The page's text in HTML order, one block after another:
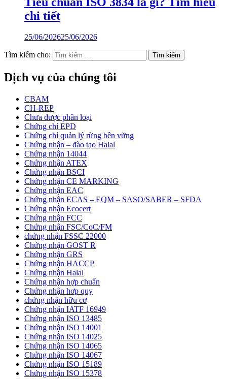
chi tiết
25/06/202625/06/2026
Tìm kiếm cho:
Dịch vụ của chúng tôi
CBAM
CH-REP
Chưa được phân loại
Chứng chỉ EPD
Chứng chỉ quản lý rừng bên vững
Chứng nhận – đào tạo Halal
Chứng nhận 14044
Chứng nhận ATEX
Chứng nhận BSCI
Chứng nhận CE MARKING
Chứng nhận EAC
Chứng nhận ECAS – EQM – SASO/SABER – SFDA
Chứng nhận Ecocert
Chứng nhận FCC
Chứng nhận FSC/CoC/FM
chứng nhận FSSC 22000
Chứng nhận GOST R
Chứng nhận GRS
Chứng nhận HACCP
Chứng nhận Halal
Chứng nhận hợp chuẩn
Chứng nhận hơp quy
chứng nhận hữu cơ
Chứng nhận IATF 16949
Chứng nhận ISO 13485
Chứng nhận ISO 14001
Chứng nhận ISO 14025
Chứng nhận ISO 14065
Chứng nhận ISO 14067
Chứng nhận ISO 15189
Chứng nhận ISO 15378